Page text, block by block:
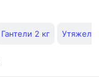
Гантели 2 кг